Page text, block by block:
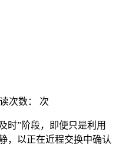
次数： 次
”阶段，即便只是利用
，以正在近程交换中确认